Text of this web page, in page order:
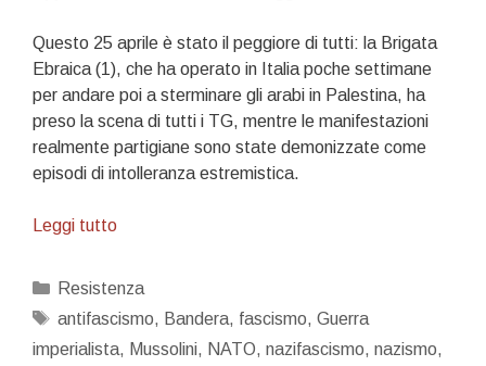
Questo 25 aprile è stato il peggiore di tutti: la Brigata
Ebraica (1), che ha operato in Italia poche settimane
per andare poi a sterminare gli arabi in Palestina, ha
preso la scena di tutti i TG, mentre le manifestazioni
realmente partigiane sono state demonizzate come
episodi di intolleranza estremistica.
Leggi tuttoLa
e
il
Categorie
Resistenza
Tag
antifascismo, Bandera, fascismo, Guerra
imperialista, Mussolini, NATO, nazifascismo, nazismo,